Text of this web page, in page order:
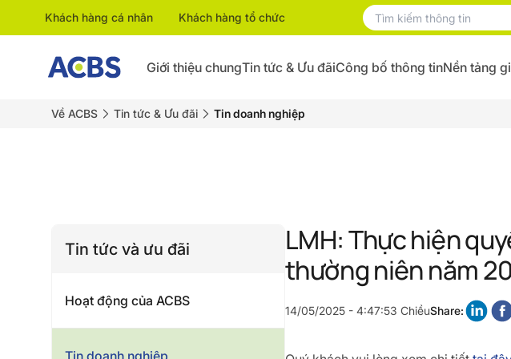
Khách hàng cá nhân Khách hàng tổ chức
Giới thiệu chungTin tức & Ưu đãiCông bố thông tinNền tảng
Về ACBS Tin tức & Ưu đãi Tin doanh nghiệp
Tin tức và ưu đãi
Hoạt động của ACBS
LMH: Thực hiện
thường niên năm
14/05/2025 - 4:47:53 ChiềuShare: